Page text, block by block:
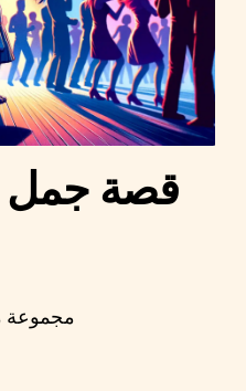
قصة جمل
مجموعة